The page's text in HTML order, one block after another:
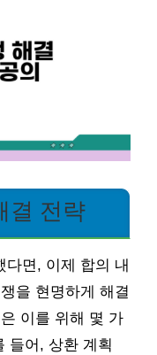
결 전략
다면, 이제 합의 내
을 현명하게 해결
이를 위해 몇 가
들어, 상환 계획